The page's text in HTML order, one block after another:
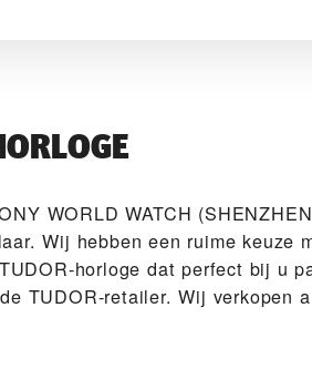
WORLD WATCH
Wij hebben een ruime keuze
horloge dat perfect bij u
TUDOR-retailer. Wij verkopen